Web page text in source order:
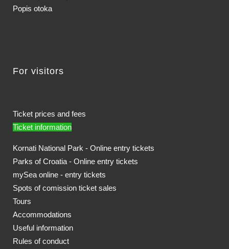
Popis otoka
For visitors
Ticket prices and fees
Ticket information
Kornati National Park - Online entry tickets
Parks of Croatia - Online entry tickets
mySea online - entry tickets
Spots of comission ticket sales
Tours
Accommodations
Useful information
Rules of conduct